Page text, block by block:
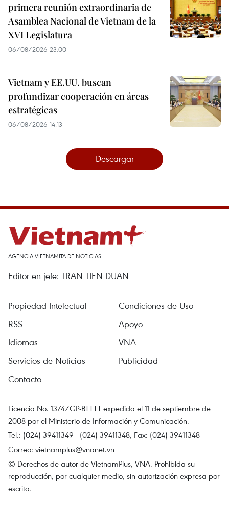
primera reunión extraordinaria de
Asamblea Nacional de Vietnam de la
XVI Legislatura
06/08/2026 23:00
Vietnam y EE.UU. buscan
profundizar cooperación en áreas
estratégicas
06/08/2026 14:13
Descargar
AGENCIA VIETNAMITA DE NOTICIAS
Editor en jefe: TRAN TIEN DUAN
Propiedad Intelectual
Condiciones de Uso
RSS
Apoyo
Idiomas
VNA
Servicios de Noticias
Publicidad
Contacto
Licencia No. 1374/GP-BTTTT expedida el 11 de septiembre de
2008 por el Ministerio de Información y Comunicación.
Tel.: (024) 39411349 - (024) 39411348, Fax: (024) 39411348
Correo: vietnamplus@vnanet.vn
© Derechos de autor de VietnamPlus, VNA. Prohibida su
reproducción, por cualquier medio, sin autorización expresa por
escrito.